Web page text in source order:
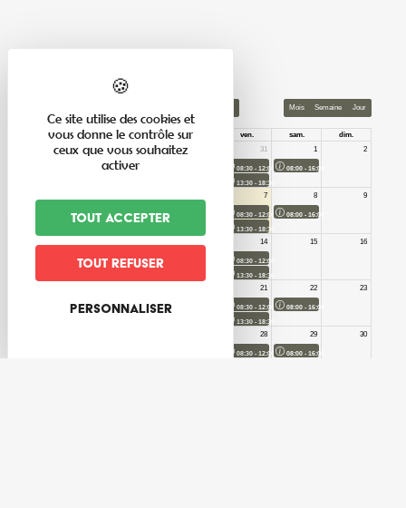
Ce site utilise des cookies et
vous donne le contrôle sur
ceux que vous souhaitez
activer
Tout accepter
Tout refuser
Personnaliser